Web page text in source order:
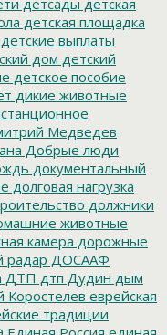
детская площадка
детские выплаты
дом детский
детское пособие
дикие животные
Медведев
Добрые люди
документальный
долговая нагрузка
должники
животные
камера дорожные
радар ДОСААФ
ДТП дтп Дудин дым
Коростелев еврейская
традиции